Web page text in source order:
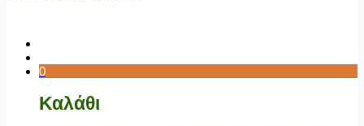
0
Καλάθι